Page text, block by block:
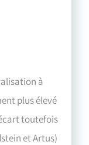
à
plus élevé
toutefois
et Artus)